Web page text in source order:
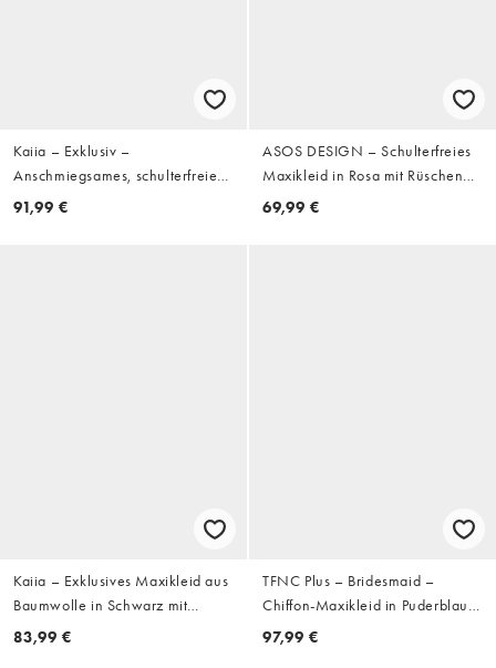
Kaiia – Exklusiv –
Anschmiegsames, schulterfreies
Maxikleid aus Spitze in
91,99 €
ASOS DESIGN – Schulterfreies
Maxikleid in Rosa mit Rüschen
und Cut-out-Detail
69,99 €
Kaiia – Exklusives Maxikleid aus
Baumwolle in Schwarz mit
Milchmädchen-Ausschnitt,
83,99 €
TFNC Plus – Bridesmaid –
Chiffon-Maxikleid in Puderblau
mit Drapierung und
97,99 €